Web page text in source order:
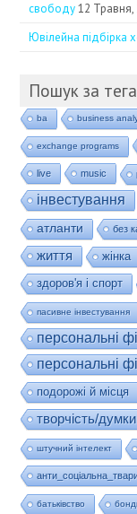
свободу 12 Травня,
Ювілейна підбірка
Пошук за
ba business
exchange programs
live music
інвестування
атланти без
життя жінка
здоров'я і спорт
пасивне інвестування
персональні
персональні
подорожі й місця
творчість/думки
штучний інтелект
батьківство